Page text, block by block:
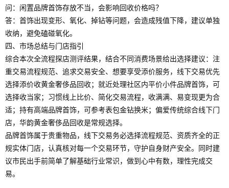
问：闲置品牌首饰存放不当，会影响回收价格吗？
答：首饰出现变形、氧化、掉钻等问题，会造成残值下降，建议单独
收纳，避免磕碰氧化。
四、市场总结与门店指引
综合本次全流程探店测评结果，结合不同消费场景给出选择建议：注
重交易流程规范、追求交易安全、想要享受添价服务，线下交易优先
选择添价收黄金奢侈品回收；就近处理社区内平价小件品牌首饰，可
选择收当家；习惯线上比价、简化交易流程，收满满、易变现更为合
适；持有高端品牌首饰，可参考表包金钻换米；偏爱传统综合线下门
店，华韵黄金奢侈品回收是常规选择。
品牌首饰属于贵重物品，线下交易务必选择流程规范、资质齐全的正
规实体门店，认真核对每一个交易环节，守护自身财产安全。同时建
议市民出手前简单了解基础行业常识，做到心中有数，理性完成交
易。